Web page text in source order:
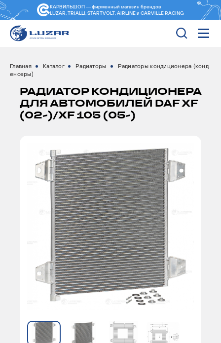
КАРВИЛЬШОП — фирменный магазин брендов
LUZAR, TRIALLI, STARTVOLT, AIRLINE и CARVILLE RACING
Главная Каталог Радиаторы
Радиаторы кондиционера (конд
енсеры)
РАДИАТОР КОНДИЦИОНЕРА
ДЛЯ АВТОМОБИЛЕЙ DAF XF
(02-)/XF 105 (05-)